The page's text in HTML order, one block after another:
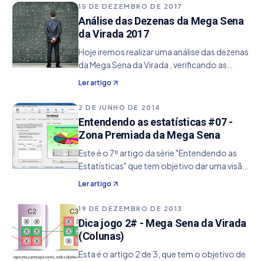
15 DE DEZEMBRO DE 2017
Análise das Dezenas da Mega Sena
da Virada 2017
Hoje iremos realizar uma análise das dezenas
da Mega Sena da Virada , verificando as
ocorrências de cada dezena. Essa
ocorrência foi feita no módulo Estatísticas ,
no grupo de Ocorrência das Dezenas . Caso
queira saber…
Ler artigo
2 DE JUNHO DE 2014
Entendendo as estatísticas #07 -
Zona Premiada da Mega Sena
Este é o 7º artigo da série "Entendendo as
Estatísticas" que tem objetivo dar uma visão
de conceito da sua utilização, ajudando de
um modo específico no aperfeiçoamento
de seus jogos. 1. Informações Estatística:
Zona…
Ler artigo
19 DE DEZEMBRO DE 2013
Dica jogo 2# - Mega Sena da Virada
(Colunas)
Esta é o artigo 2 de 3, que tem o objetivo de